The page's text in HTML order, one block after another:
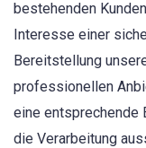
bestehenden
Interesse einer
Bereitstellung
professionellen
eine entsprechende
die Verarbeitung